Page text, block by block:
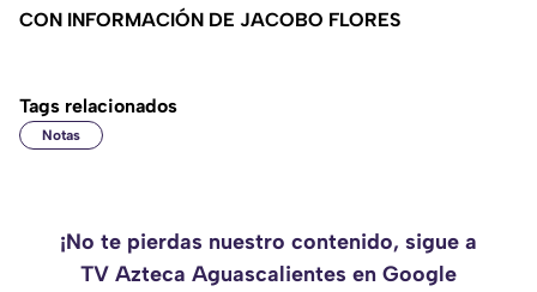
CON INFORMACIÓN DE JACOBO FLORES
Tags relacionados
Notas
¡No te pierdas nuestro contenido, sigue a
TV Azteca Aguascalientes en Google